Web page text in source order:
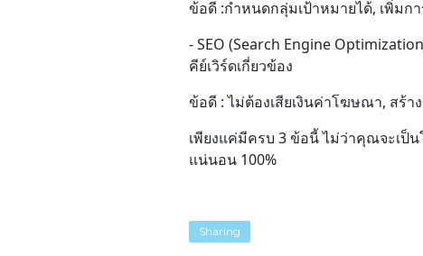
ข้อดี :กำหนดกลุ่มเป้าหมายได้, เพิ่มก
- SEO (Search Engine
คีย์เวิร์ดเกี่ยวข้อง
ข้อดี : ไม่ต้องเสียเงินค่าโฆษณา, สร้า
เพียงแค่มีครบ 3 ข้อนี้ ไม่ว่าคุณจะเป็
แน่นอน 100%
Sharing